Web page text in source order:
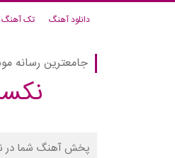
دانلود آهنگ تک آهنگ
جامعترین رسانه
پخش آهنگ شما در